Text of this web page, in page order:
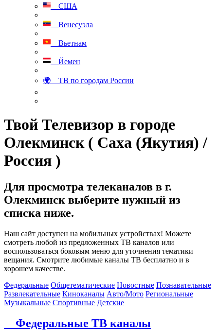
США
Венесуэла
Вьетнам
Йемен
🌍 ТВ по городам России
Твой Телевизор в городе
Олекминск ( Саха (Якутия) /
Россия )
Для просмотра телеканалов в г.
Олекминск выберите нужный из
списка ниже.
Наш сайт доступен на мобильных устройствах! Можете
смотреть любой из предложенных ТВ каналов или
воспользоваться боковым меню для уточнения тематики
вещания. Смотрите любимые каналы ТВ бесплатно и в
хорошем качестве.
Федеральные Общетематические Новостные Познавательные
Развлекательные Киноканалы Авто/Мото Региональные
Музыкальные Спортивные Детские
Федеральные ТВ каналы